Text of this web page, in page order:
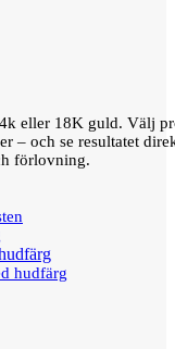
eller 18K guld. Välj
– och se resultatet
förlovning.